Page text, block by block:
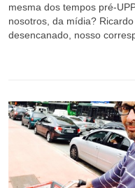
mesma dos tempos pré-
nosotros, da mídia?
desencanado, nosso